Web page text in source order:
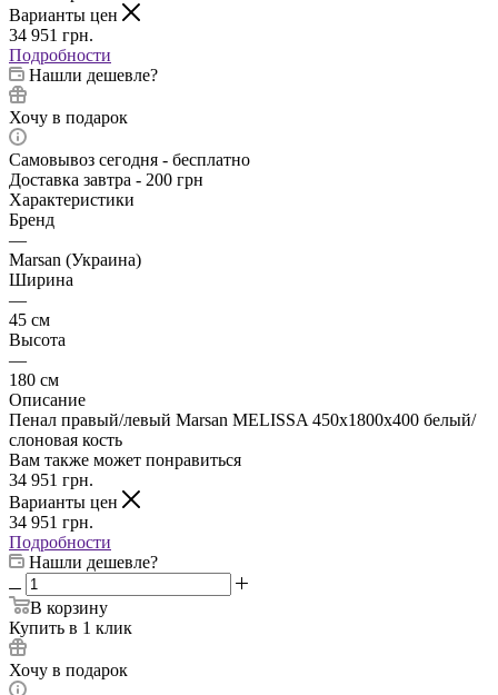
Варианты цен
34 951 грн.
Подробности
Нашли дешевле?
Хочу в подарок
Самовывоз сегодня - бесплатно
Доставка завтра - 200 грн
Характеристики
Бренд
—
Marsan (Украина)
Ширина
—
45 см
Высота
—
180 см
Описание
Пенал правый/левый Marsan MELISSA 450x1800x400 белый/
слоновая кость
Вам также может понравиться
34 951 грн.
Варианты цен
34 951 грн.
Подробности
Нашли дешевле?
В корзину
Купить в 1 клик
Хочу в подарок